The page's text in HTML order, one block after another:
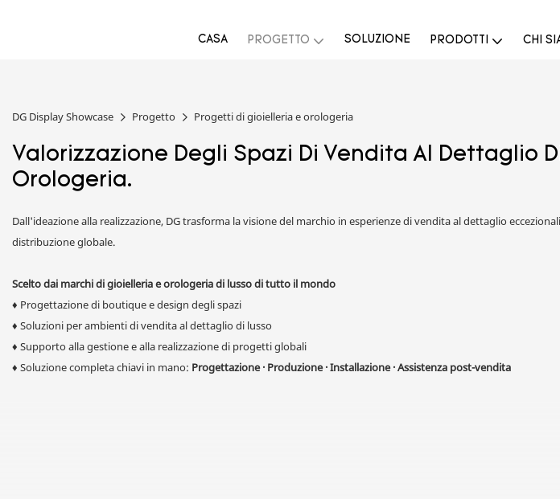
CASA PROGETTO SOLUZIONE PRODOTTI CHI
DG Display Showcase Progetto Progetti di gioielleria e orologeria
Valorizzazione Degli Spazi Di Vendita Al Dettaglio
Orologeria.
Dall'ideazione alla realizzazione, DG trasforma la visione del marchio in esperienze di vendita al dettaglio
distribuzione globale.
Scelto dai marchi di gioielleria e orologeria di lusso di tutto il mondo
♦ Progettazione di boutique e design degli spazi
♦ Soluzioni per ambienti di vendita al dettaglio di lusso
♦ Supporto alla gestione e alla realizzazione di progetti globali
♦ Soluzione completa chiavi in ​​mano: Progettazione · Produzione · Installazione · Assistenza post-vendita